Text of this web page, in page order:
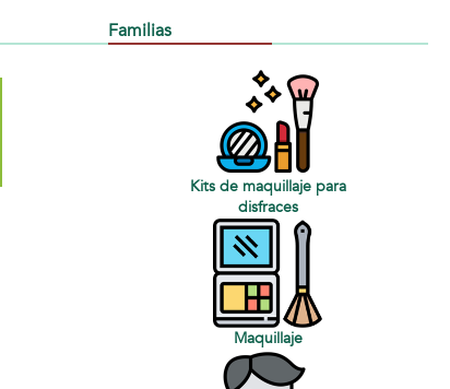
Familias
Kits de maquillaje para
disfraces
Maquillaje